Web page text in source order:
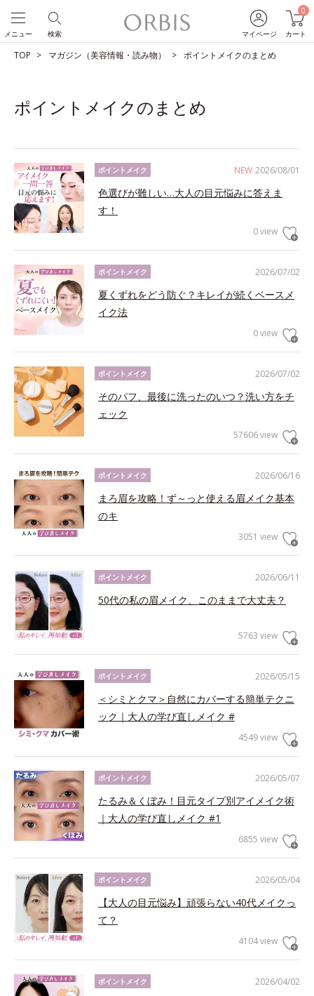
マイページ
0
カート
検索
メニュー
TOP マガジン（美容情報・読み物） ポイントメイクのまとめ
ポイントメイクのまとめ
NEW 2026/08/01
ポイントメイク
色選びが難しい…大人の目元悩みに答えま
す！
0 view
2026/07/02
ポイントメイク
夏くずれをどう防ぐ？キレイが続くベースメ
イク法
0 view
2026/07/02
ポイントメイク
そのパフ、最後に洗ったのいつ？洗い方をチ
ェック
57606 view
2026/06/16
ポイントメイク
まろ眉を攻略！ず～っと使える眉メイク基本
のキ
3051 view
2026/06/11
ポイントメイク
50代の私の眉メイク、このままで大丈夫？
5763 view
2026/05/15
ポイントメイク
＜シミとクマ＞自然にカバーする簡単テクニ
ック｜大人の学び直しメイク #
4549 view
2026/05/07
ポイントメイク
たるみ＆くぼみ！目元タイプ別アイメイク術
｜大人の学び直しメイク #1
6855 view
2026/05/04
ポイントメイク
【大人の目元悩み】頑張らない40代メイクっ
て？
4104 view
2026/04/02
ポイントメイク